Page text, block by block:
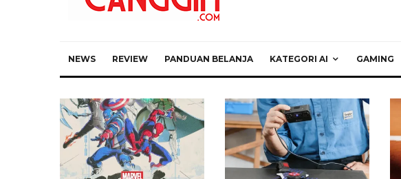
NEWS REVIEW PANDUAN BELANJA KATEGORI AI GAMING